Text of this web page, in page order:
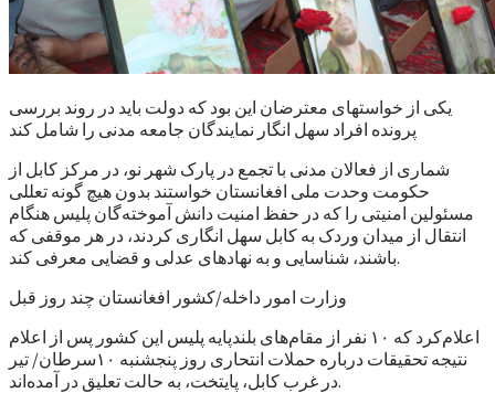
یکی از خواستهای معترضان این بود که دولت باید در روند بررسی
پرونده افراد سهل انگار نمایندگان جامعه مدنی را شامل کند
شماری از فعالان مدنی با تجمع در پارک شهر نو، در مرکز کابل از
حکومت وحدت ملی افغانستان خواستند بدون هیچ گونه تعللی
مسئولین امنیتی را که در حفظ امنیت دانش آموخته‌گان پلیس هنگام
انتقال از میدان وردک به کابل سهل انگاری کردند، در هر موقفی که
باشند، شناسایی و به نهادهای عدلی و قضایی معرفی کند.
وزارت امور داخله/کشور افغانستان چند روز قبل
اعلام‌کرد که ۱۰ نفر از مقام‌های بلند‌پایه پلیس این کشور پس از اعلام
نتیجه تحقیقات درباره حملات انتحاری روز پنجشنبه ۱۰سرطان/ تیر
در غرب کابل، پایتخت، به حالت تعلیق در آمده‌اند.